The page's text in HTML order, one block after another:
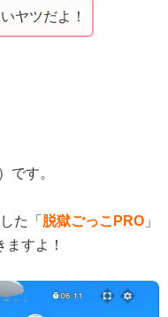
ヤツだよ！
）です。
た「 脱獄ごっこPRO 」
すよ！